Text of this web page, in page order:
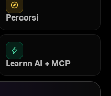
Percorsi
Learnn AI + MCP